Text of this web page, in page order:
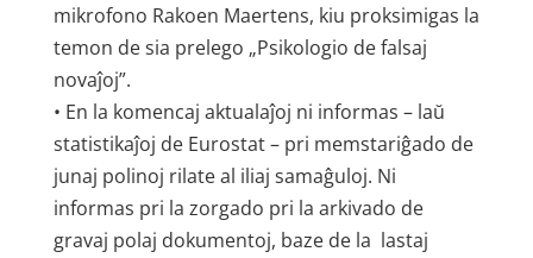
mikrofono Rakoen Maertens, kiu proksimigas la
temon de sia prelego „Psikologio de falsaj
novaĵoj”.
• En la komencaj aktualaĵoj ni informas – laŭ
statistikaĵoj de Eurostat – pri memstariĝado de
junaj polinoj rilate al iliaj samaĝuloj. Ni
informas pri la zorgado pri la arkivado de
gravaj polaj dokumentoj, baze de la lastaj